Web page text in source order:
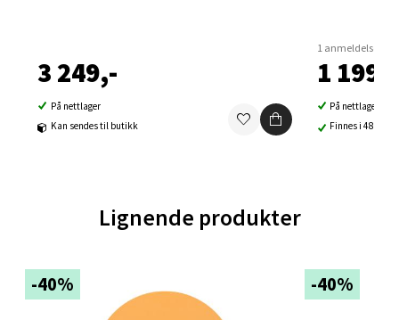
3 249,-
På nettlager
Kan sendes til butikk
1 anmeldelse
1 199,-
På nettlager
Finnes i 48
Lignende produkter
-40% -40%
Velg
Bergen - Thon Senter Sartor
Velg